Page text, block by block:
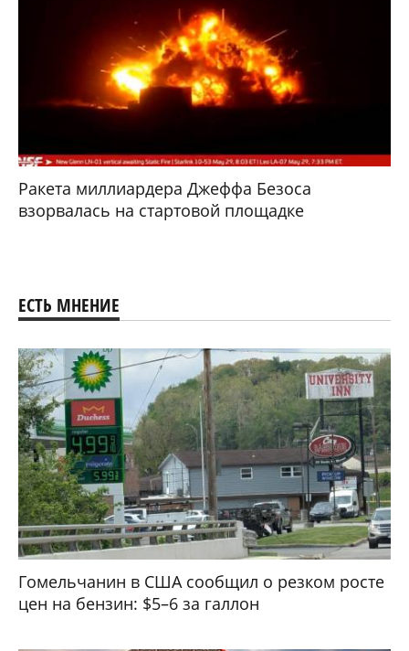
Ракета миллиардера Джеффа Безоса
взорвалась на стартовой площадке
ЕСТЬ МНЕНИЕ
Гомельчанин в США сообщил о резком росте
цен на бензин: $5–6 за галлон